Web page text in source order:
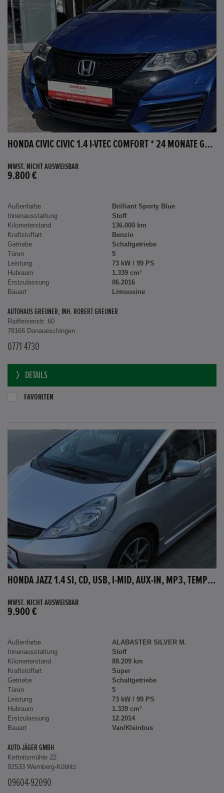
HONDA CIVIC CIVIC 1.4 I-VTEC COMFORT * 24 MONATE GARANTIE *
MWST. NICHT AUSWEISBAR
9.800 €
Außenfarbe
Brilliant Sporty Blue
Innenausstattung
Stoff
Kilometerstand
136.000 km
Kraftstoffart
Benzin
Getriebe
Schaltgetriebe
Türen
5
Leistung
73 kW / 99 PS
Hubraum
1.339 cm³
Erstzulassung
06.2016
Bauart
Limousine
AUTOHAUS GREUNER, INH. ROBERT GREUNER
Raiffeisenstr. 60
78166 Donaueschingen
0771 4730
DETAILS
FAVORITEN
HONDA JAZZ 1.4 SI, CD, USB, I-MID, AUX-IN, MP3, TEMPOMAT
MWST. NICHT AUSWEISBAR
9.900 €
Außenfarbe
ALABASTER SILVER M.
Innenausstattung
Stoff
Kilometerstand
88.209 km
Kraftstoffart
Super
Getriebe
Schaltgetriebe
Türen
5
Leistung
73 kW / 99 PS
Hubraum
1.339 cm³
Erstzulassung
12.2014
Bauart
Van/Kleinbus
AUTO-JÄGER GMBH
Kettnitzmühle 22
92533 Wernberg-Köblitz
09604-92090